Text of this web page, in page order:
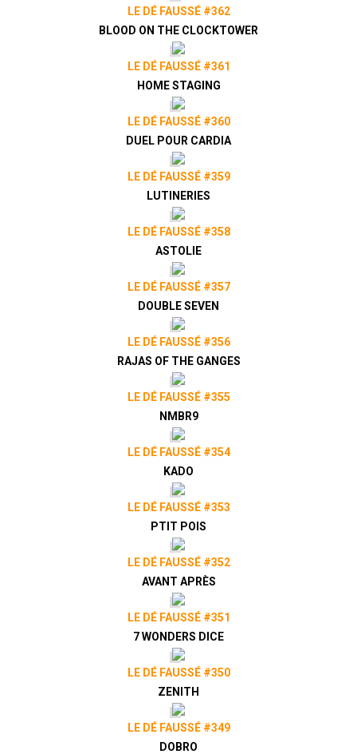
LE DÉ FAUSSÉ #362
BLOOD ON THE CLOCKTOWER
LE DÉ FAUSSÉ #361
HOME STAGING
LE DÉ FAUSSÉ #360
DUEL POUR CARDIA
LE DÉ FAUSSÉ #359
LUTINERIES
LE DÉ FAUSSÉ #358
ASTOLIE
LE DÉ FAUSSÉ #357
DOUBLE SEVEN
LE DÉ FAUSSÉ #356
RAJAS OF THE GANGES
LE DÉ FAUSSÉ #355
NMBR9
LE DÉ FAUSSÉ #354
KADO
LE DÉ FAUSSÉ #353
PTIT POIS
LE DÉ FAUSSÉ #352
AVANT APRÈS
LE DÉ FAUSSÉ #351
7 WONDERS DICE
LE DÉ FAUSSÉ #350
ZENITH
LE DÉ FAUSSÉ #349
DOBRO